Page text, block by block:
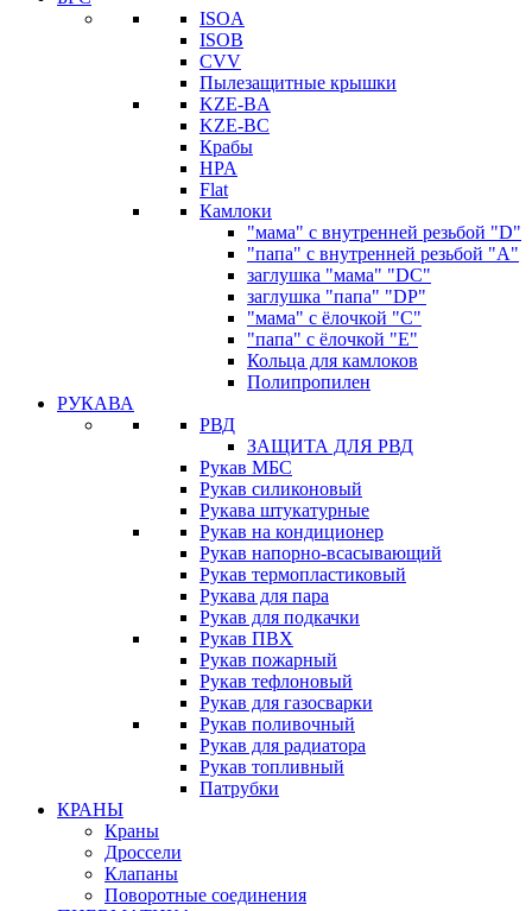
ISOA
ISOB
CVV
Пылезащитные крышки
KZE-BA
KZE-BС
Крабы
HPA
Flat
Камлоки
"мама" с внутренней резьбой "D"
"папа" с внутренней резьбой "A"
заглушка "мама" "DC"
заглушка "папа" "DP"
"мама" с ёлочкой "C"
"папа" с ёлочкой "E"
Кольца для камлоков
Полипропилен
РУКАВА
РВД
ЗАЩИТА ДЛЯ РВД
Рукав МБС
Рукав силиконовый
Рукава штукатурные
Рукав на кондиционер
Рукав напорно-всасывающий
Рукав термопластиковый
Рукава для пара
Рукав для подкачки
Рукав ПВХ
Рукав пожарный
Рукав тефлоновый
Рукав для газосварки
Рукав поливочный
Рукав для радиатора
Рукав топливный
Патрубки
КРАНЫ
Краны
Дроссели
Клапаны
Поворотные соединения